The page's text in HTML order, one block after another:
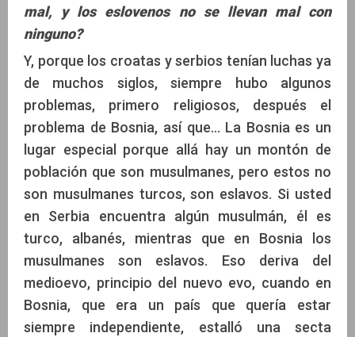
mal, y los eslovenos no se llevan mal con
ninguno?
Y, porque los croatas y serbios tenían luchas ya
de muchos siglos, siempre hubo algunos
problemas, primero religiosos, después el
problema de Bosnia, así que... La Bosnia es un
lugar especial porque allá hay un montón de
población que son musulmanes, pero estos no
son musulmanes turcos, son eslavos. Si usted
en Serbia encuentra algún musulmán, él es
turco, albanés, mientras que en Bosnia los
musulmanes son eslavos. Eso deriva del
medioevo, principio del nuevo evo, cuando en
Bosnia, que era un país que quería estar
siempre independiente, estalló una secta